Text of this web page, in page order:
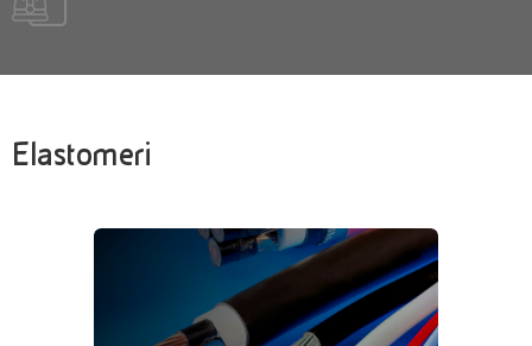
Elastomeri